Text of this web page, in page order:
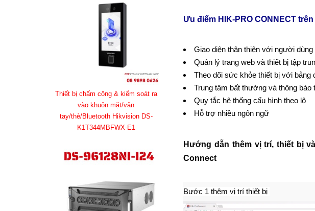
Ưu điểm HIK-PRO CONNECT
Giao diện thân thiện với người dùng
Quản lý trang web và thiết bị tập
Theo dõi sức khỏe thiết bị với bảng
Trung tâm bất thường và thông
Quy tắc hệ thống cấu hình theo lô
Hỗ trợ nhiều ngôn ngữ
Hướng dẫn thêm vị trí, thiết bị
Connect
Bước 1 thêm vị trí thiết bị
Thiết bị chấm công & kiểm soát ra
vào khuôn mặt/vân
tay/thẻ/Bluetooth Hikvision DS-
K1T344MBFWX-E1